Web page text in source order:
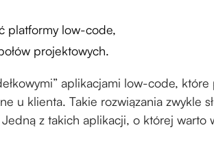
platformy low-code,
projektowych.
aplikacjami low-code,
u klienta. Takie rozwiązania zwykle
z takich aplikacji, o której warto